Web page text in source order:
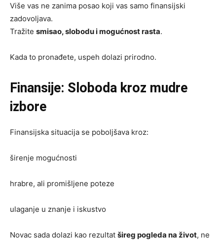
Više vas ne zanima posao koji vas samo finansijski
zadovoljava.
Tražite smisao, slobodu i mogućnost rasta.
Kada to pronađete, uspeh dolazi prirodno.
Finansije: Sloboda kroz mudre
izbore
Finansijska situacija se poboljšava kroz:
širenje mogućnosti
hrabre, ali promišljene poteze
ulaganje u znanje i iskustvo
Novac sada dolazi kao rezultat šireg pogleda na život, ne